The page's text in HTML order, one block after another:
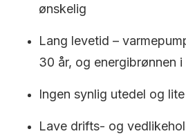
ønskelig
Lang levetid –
30 år, og energibrønnen
Ingen synlig utedel og
Lave drifts- og